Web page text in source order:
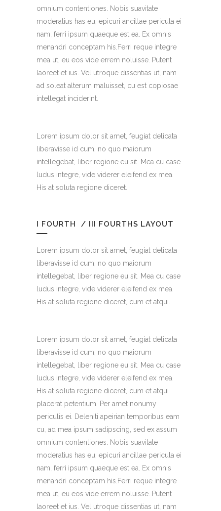
omnium contentiones. Nobis suavitate
moderatius has eu, epicuri ancillae pericula ei
nam, ferri ipsum quaeque est ea. Ex omnis
menandri conceptam his.Ferri reque integre
mea ut, eu eos vide errem noluisse. Putent
laoreet et ius. Vel utroque dissentias ut, nam
ad soleat alterum maluisset, cu est copiosae
intellegat inciderint.
Lorem ipsum dolor sit amet, feugiat delicata
liberavisse id cum, no quo maiorum
intellegebat, liber regione eu sit. Mea cu case
ludus integre, vide viderer eleifend ex mea.
His at soluta regione diceret.
I FOURTH / III FOURTHS LAYOUT
Lorem ipsum dolor sit amet, feugiat delicata
liberavisse id cum, no quo maiorum
intellegebat, liber regione eu sit. Mea cu case
ludus integre, vide viderer eleifend ex mea.
His at soluta regione diceret, cum et atqui.
Lorem ipsum dolor sit amet, feugiat delicata
liberavisse id cum, no quo maiorum
intellegebat, liber regione eu sit. Mea cu case
ludus integre, vide viderer eleifend ex mea.
His at soluta regione diceret, cum et atqui
placerat petentium. Per amet nonumy
periculis ei. Deleniti apeirian temporibus eam
cu, ad mea ipsum sadipscing, sed ex assum
omnium contentiones. Nobis suavitate
moderatius has eu, epicuri ancillae pericula ei
nam, ferri ipsum quaeque est ea. Ex omnis
menandri conceptam his.Ferri reque integre
mea ut, eu eos vide errem noluisse. Putent
laoreet et ius. Vel utroque dissentias ut, nam